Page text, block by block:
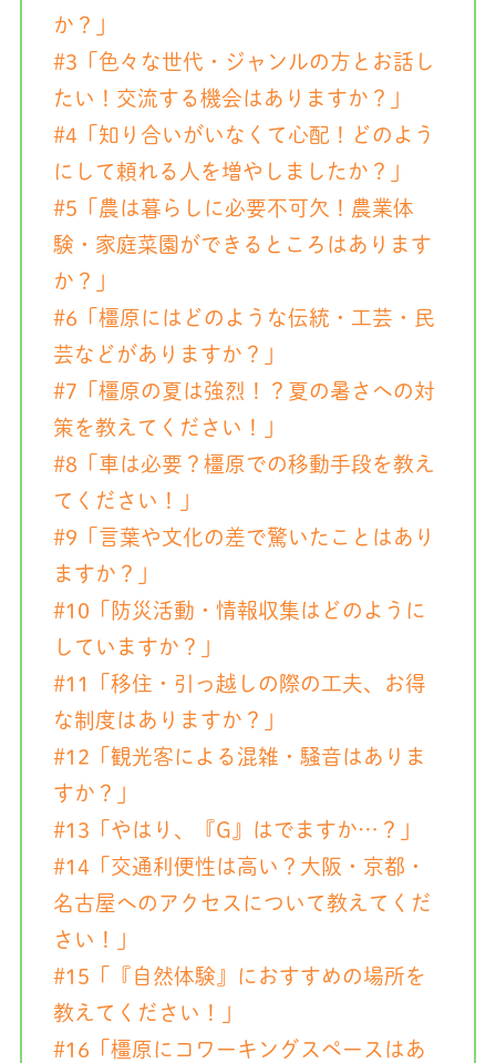
か？」
#3「色々な世代・ジャンルの方とお話し
たい！交流する機会はありますか？」
#4「知り合いがいなくて心配！どのよう
にして頼れる人を増やしましたか？」
#5「農は暮らしに必要不可欠！農業体
験・家庭菜園ができるところはあります
か？」
#6「橿原にはどのような伝統・工芸・民
芸などがありますか？」
#7「橿原の夏は強烈！？夏の暑さへの対
策を教えてください！」
#8「車は必要？橿原での移動手段を教え
てください！」
#9「言葉や文化の差で驚いたことはあり
ますか？」
#10「防災活動・情報収集はどのように
していますか？」
#11「移住・引っ越しの際の工夫、お得
な制度はありますか？」
#12「観光客による混雑・騒音はありま
すか？」
#13「やはり、『G』はでますか…？」
#14「交通利便性は高い？大阪・京都・
名古屋へのアクセスについて教えてくだ
さい！」
#15「『自然体験』におすすめの場所を
教えてください！」
#16「橿原にコワーキングスペースはあ